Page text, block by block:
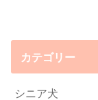
カテゴリー
シニア犬